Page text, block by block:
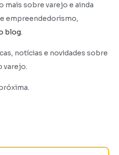
mais sobre varejo e ainda
empreendedorismo,
blog.
notícias e novidades sobre
varejo.